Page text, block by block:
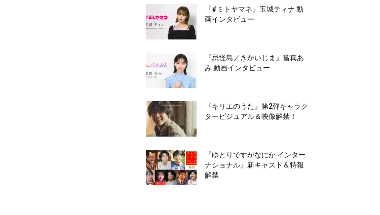
『#ミトヤマネ』玉城ティナ 動
画インタビュー
『忌怪島／きかいじま』當真あ
み 動画インタビュー
『キリエのうた』第2弾キャラク
タービジュアル＆映像解禁！
『ゆとりですがなにか インター
ナショナル』新キャスト＆特報
解禁